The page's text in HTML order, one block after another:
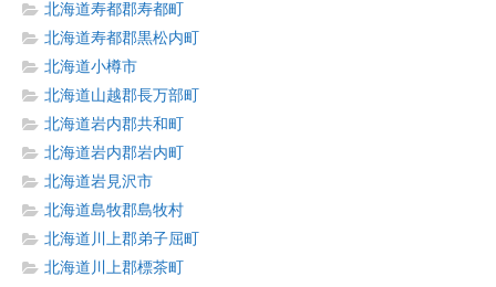
北海道寿都郡寿都町
北海道寿都郡黒松内町
北海道小樽市
北海道山越郡長万部町
北海道岩内郡共和町
北海道岩内郡岩内町
北海道岩見沢市
北海道島牧郡島牧村
北海道川上郡弟子屈町
北海道川上郡標茶町